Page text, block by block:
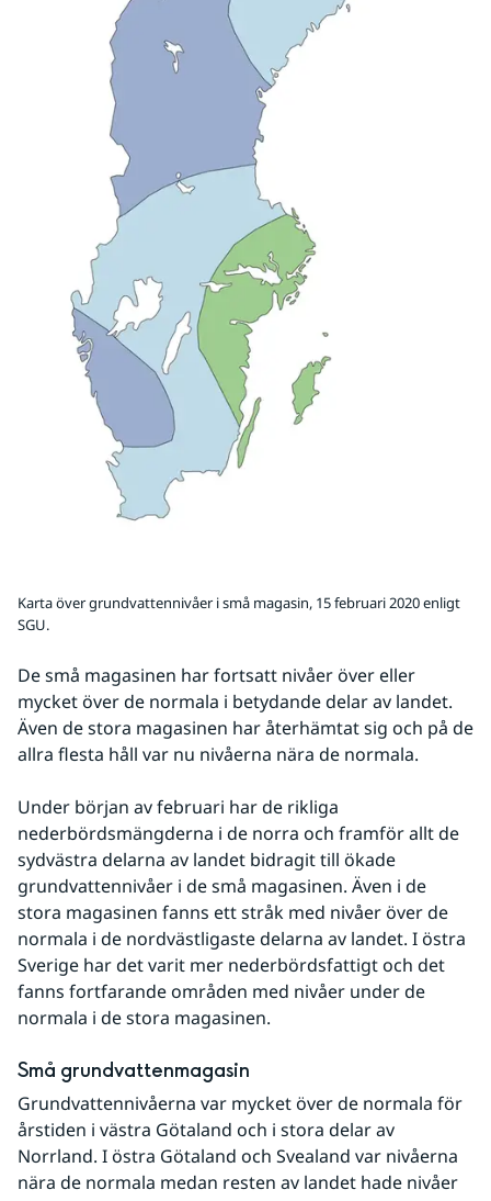
Karta över grundvattennivåer i små magasin, 15 februari 2020 enligt
SGU.
De små magasinen har fortsatt nivåer över eller
mycket över de normala i betydande delar av landet.
Även de stora magasinen har återhämtat sig och på de
allra flesta håll var nu nivåerna nära de normala.
Under början av februari har de rikliga
nederbördsmängderna i de norra och framför allt de
sydvästra delarna av landet bidragit till ökade
grundvattennivåer i de små magasinen. Även i de
stora magasinen fanns ett stråk med nivåer över de
normala i de nordvästligaste delarna av landet. I östra
Sverige har det varit mer nederbördsfattigt och det
fanns fortfarande områden med nivåer under de
normala i de stora magasinen.
Små grundvattenmagasin
Grundvattennivåerna var mycket över de normala för
årstiden i västra Götaland och i stora delar av
Norrland. I östra Götaland och Svealand var nivåerna
nära de normala medan resten av landet hade nivåer